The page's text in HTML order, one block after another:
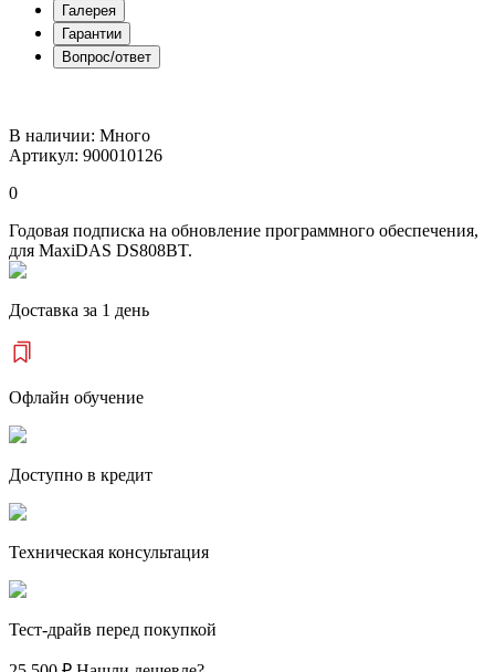
Галерея
Гарантии
Вопрос/ответ
В наличии: Много
Артикул: 900010126
0
Годовая подписка на обновление программного обеспечения,
для MaxiDAS DS808BT.
Доставка за 1 день
Офлайн обучение
Доступно в кредит
Техническая консультация
Тест-драйв перед покупкой